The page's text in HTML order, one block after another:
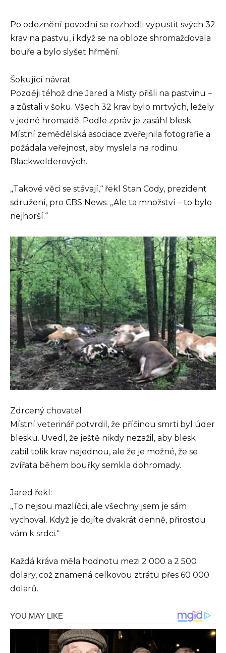
Po odeznění povodní se rozhodli vypustit svých 32
krav na pastvu, i když se na obloze shromažďovala
bouře a bylo slyšet hřmění.
Šokující návrat
Později téhož dne Jared a Misty přišli na pastvinu –
a zůstali v šoku. Všech 32 krav bylo mrtvých, ležely
v jedné hromadě. Podle zpráv je zasáhl blesk.
Místní zemědělská asociace zveřejnila fotografie a
požádala veřejnost, aby myslela na rodinu
Blackwelderových.
„Takové věci se stávají,“ řekl Stan Cody, prezident
sdružení, pro CBS News. „Ale ta množství – to bylo
nejhorší.“
Zdrcený chovatel
Místní veterinář potvrdil, že příčinou smrti byl úder
blesku. Uvedl, že ještě nikdy nezažil, aby blesk
zabil tolik krav najednou, ale že je možné, že se
zvířata během bouřky semkla dohromady.
Jared řekl:
„To nejsou mazlíčci, ale všechny jsem je sám
vychoval. Když je dojíte dvakrát denně, přirostou
vám k srdci.“
Každá kráva měla hodnotu mezi 2 000 a 2 500
dolary, což znamená celkovou ztrátu přes 60 000
dolarů.